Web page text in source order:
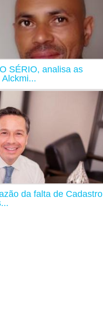
SÉRIO, analisa as
da falta de Cadastro